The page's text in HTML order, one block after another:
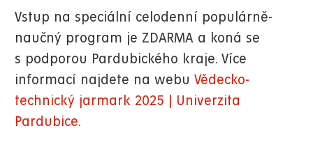
Vstup na speciální celodenní populárně-
naučný program je ZDARMA a koná se
s podporou Pardubického kraje. Více
informací najdete na webu Vědecko-
technický jarmark 2025 | Univerzita
Pardubice.